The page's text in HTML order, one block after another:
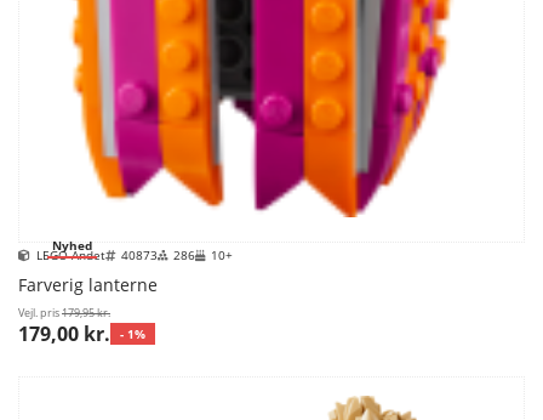
Nyhed
LEGO Andet 40873 286 10+
Farverig lanterne
Vejl. pris179,95 kr.
179,00 kr. - 1%